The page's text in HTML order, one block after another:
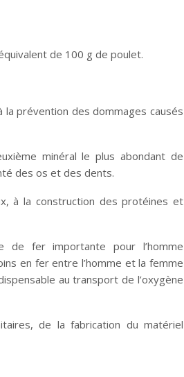
de 100 g de poulet.
la prévention des dommages causés
minéral le plus abondant de
des os et des dents.
à la construction des protéines et
fer importante pour l’homme
en fer entre l’homme et la femme
au transport de l’oxygène
de la fabrication du matériel